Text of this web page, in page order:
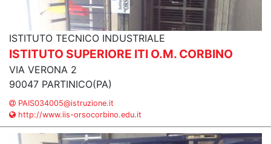
ISTITUTO TECNICO INDUSTRIALE
ISTITUTO SUPERIORE ITI O.M. CORBINO
VIA VERONA 2
90047 PARTINICO(PA)
PAIS034005@istruzione.it
http://www.iis-orsocorbino.edu.it